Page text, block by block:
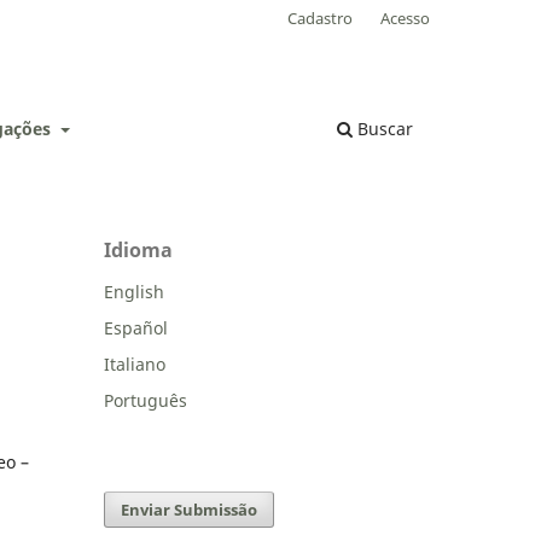
Buscar
Cadastro Acesso
–
Idioma
English
Español
Italiano
Português
Enviar Submissão